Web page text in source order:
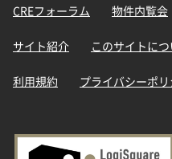
CREフォーラム 物件内覧会
サイト紹介 このサイトに
利用規約 プライバシーポ